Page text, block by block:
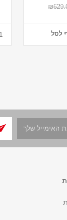
לסל